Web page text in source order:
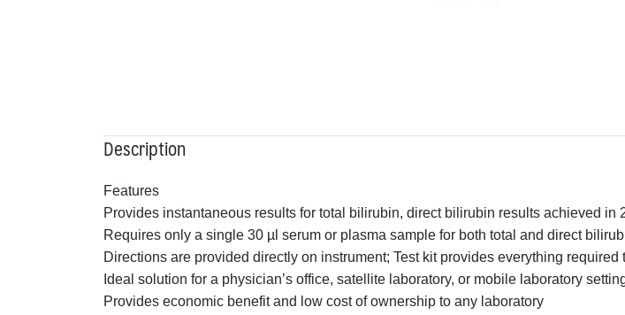
Description
Features
Provides instantaneous results for total bilirubin, direct bilirubin results achieved in
Requires only a single 30 µl serum or plasma sample for both total and direct
Directions are provided directly on instrument; Test kit provides everything
Ideal solution for a physician’s office, satellite laboratory, or mobile laboratory
Provides economic benefit and low cost of ownership to any laboratory